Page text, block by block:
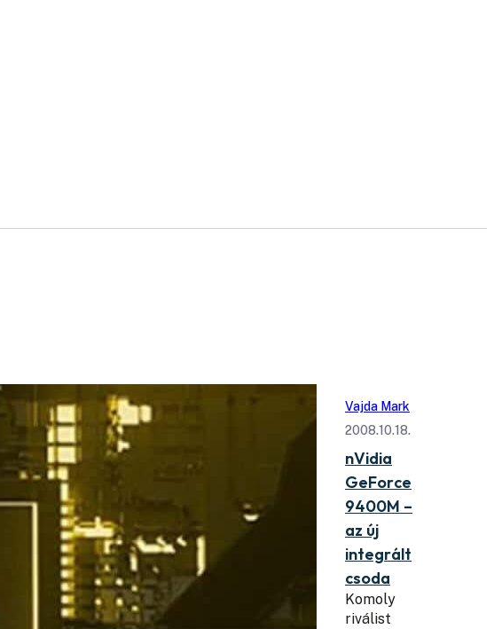
Vajda Mark
2008.10.18.
nVidia
GeForce
9400M –
az új
integrált
csoda
Komoly
riválist